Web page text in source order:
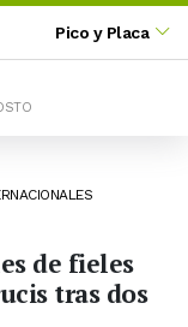
Pico y Placa
de fieles
tras dos